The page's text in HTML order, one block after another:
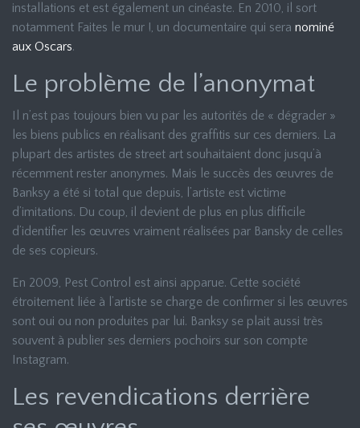
installations et est également un cinéaste. En 2010, il sort
notamment Faites le mur !, un documentaire qui sera nominé
aux Oscars.
Le problème de l’anonymat
Il n’est pas toujours bien vu par les autorités de « dégrader »
les biens publics en réalisant des graffitis sur ces derniers. La
plupart des artistes de street art souhaitaient donc jusqu’à
récemment rester anonymes. Mais le succès des œuvres de
Banksy a été si total que depuis, l’artiste est victime
d’imitations. Du coup, il devient de plus en plus difficile
d’identifier les œuvres vraiment réalisées par Bansky de celles
de ses copieurs.
En 2009, Pest Control est ainsi apparue. Cette société
étroitement liée à l’artiste se charge de confirmer si les œuvres
sont oui ou non produites par lui. Banksy se plait aussi très
souvent à publier ses derniers pochoirs sur son compte
Instagram.
Les revendications derrière